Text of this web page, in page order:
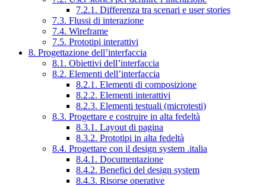
7.2.1. Differenza tra scenari e user stories
7.3. Flussi di interazione
7.4. Wireframe
7.5. Prototipi interattivi
8. Progettazione dell’interfaccia
8.1. Obiettivi dell’interfaccia
8.2. Elementi dell’interfaccia
8.2.1. Elementi di composizione
8.2.2. Elementi interattivi
8.2.3. Elementi testuali (microtesti)
8.3. Progettare e costruire in alta fedeltà
8.3.1. Layout di pagina
8.3.2. Prototipi in alta fedeltà
8.4. Progettare con il design system .italia
8.4.1. Documentazione
8.4.2. Benefici del design system
8.4.3. Risorse operative